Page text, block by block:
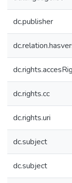
dc.publisher
dc.rights.cc
dc.rights.uri
dc.subject
dc.subject